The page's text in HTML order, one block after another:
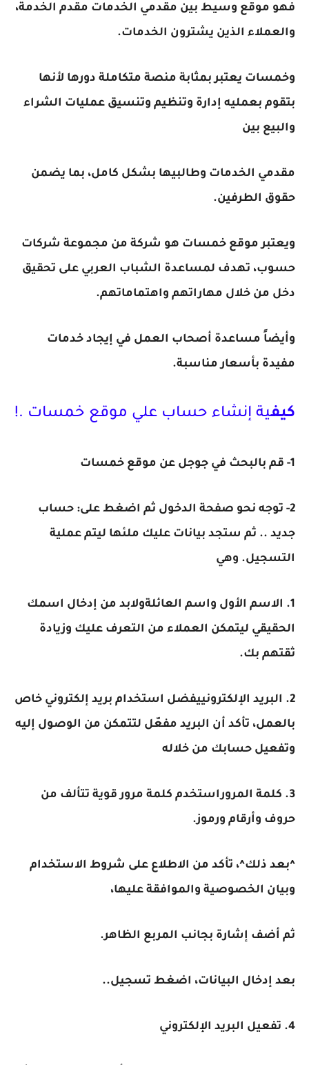
فهو موقع وسيط بين مقدمي الخدمات مقدم الخدمة،
والعملاء الذين يشترون الخدمات.
وخمسات يعتبر بمثابة منصة متكاملة دورها لأنها
بتقوم بعمليه إدارة وتنظيم وتنسيق عمليات الشراء
والبيع بين
مقدمي الخدمات وطالبيها بشكل كامل، بما يضمن
حقوق الطرفين.
ويعتبر موقع خمسات هو شركة من مجموعة شركات
حسوب، تهدف لمساعدة الشباب العربي على تحقيق
دخل من خلال مهاراتهم واهتماماتهم.
وأيضاً مساعدة أصحاب العمل في إيجاد خدمات
مفيدة بأسعار مناسبة.
كيفية إنشاء حساب علي موقع خمسات .!
1- قم بالبحث في جوجل عن موقع خمسات
2- توجه نحو صفحة الدخول ثم اضغط على: حساب
جديد .. ثم ستجد بيانات عليك ملئها ليتم عملية
التسجيل. وهي
1. الاسم الأول واسم العائلةولابد من إدخال اسمك
الحقيقي ليتمكن العملاء من التعرف عليك وزيادة
ثقتهم بك.
2. البريد الإلكترونييفضل استخدام بريد إلكتروني خاص
بالعمل، تأكد أن البريد مفعّل لتتمكن من الوصول إليه
وتفعيل حسابك من خلاله
3. كلمة المروراستخدم كلمة مرور قوية تتألف من
حروف وأرقام ورموز.
^بعد ذلك^، تأكد من الاطلاع على شروط الاستخدام
وبيان الخصوصية والموافقة عليها،
ثم أضف إشارة بجانب المربع الظاهر.
بعد إدخال البيانات، اضغط تسجيل..
4. تفعيل البريد الإلكتروني